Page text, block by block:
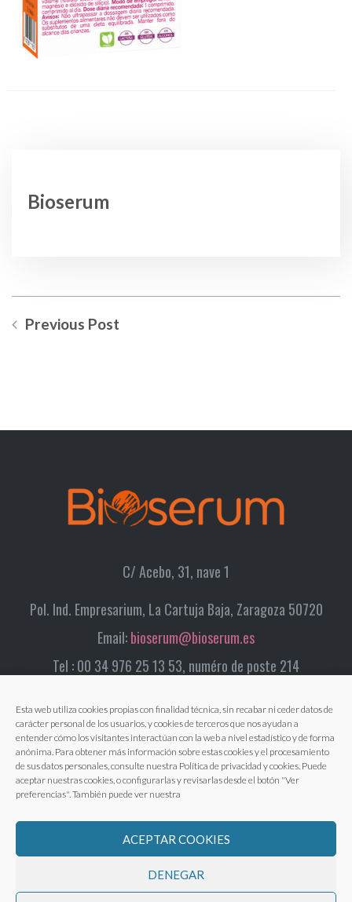
Esta web utiliza cookies propias con finalidad técnica, sin recabar ni ceder datos de
carácter personal de los usuarios, y cookies de terceros que nos ayudan a
entender cómo los visitantes interactúan con la web a nivel estadístico y de forma
anónima. Para obtener más información sobre estas cookies y el procesamiento
de sus datos personales, consulte nuestra Política de privacidad y cookies. Puede
aceptar nuestras cookies, o configurarlas y revisarlas desde el botón "Ver
preferencias". También puede ver nuestra
ACEPTAR COOKIES
DENEGAR
Bioserum
Previous Post
C/ Acebo, 31, nave 1
Pol. Ind. Empresarium, La Cartuja Baja, Zaragoza 50720
Email:bioserum@bioserum.es
Tel : 00 34 976 25 13 53, numéro de poste 214